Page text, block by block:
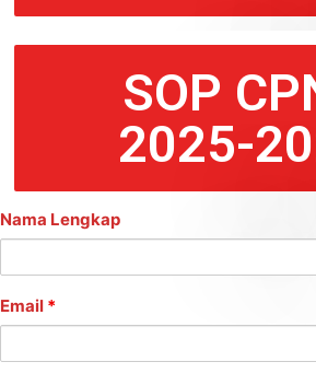
SOP
2025-
Nama Lengkap
Email *